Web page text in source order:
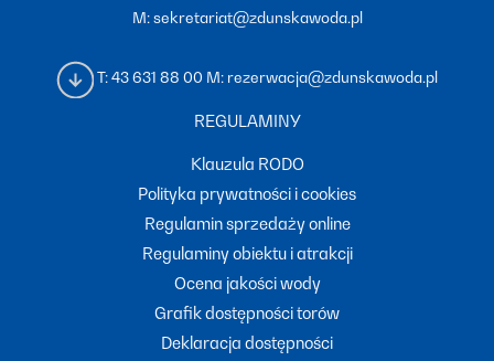
M:sekretariat@zdunskawoda.pl
T:43 631 88 00 M: rezerwacja@zdunskawoda.pl
REGULAMINY
Klauzula RODO
Polityka prywatności i cookies
Regulamin sprzedaży online
Regulaminy obiektu i atrakcji
Ocena jakości wody
Grafik dostępności torów
Deklaracja dostępności